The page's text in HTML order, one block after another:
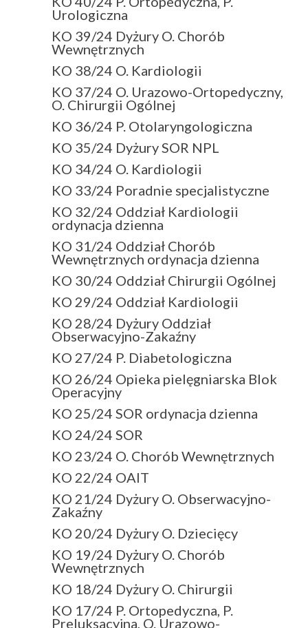
Urologiczna
KO 39/24 Dyżury O. Chorób
Wewnętrznych
KO 38/24 O. Kardiologii
KO 37/24 O. Urazowo-Ortopedyczny,
O. Chirurgii Ogólnej
KO 36/24 P. Otolaryngologiczna
KO 35/24 Dyżury SOR NPL
KO 34/24 O. Kardiologii
KO 33/24 Poradnie specjalistyczne
KO 32/24 Oddział Kardiologii
ordynacja dzienna
KO 31/24 Oddział Chorób
Wewnętrznych ordynacja dzienna
KO 30/24 Oddział Chirurgii Ogólnej
KO 29/24 Oddział Kardiologii
KO 28/24 Dyżury Oddział
Obserwacyjno-Zakaźny
KO 27/24 P. Diabetologiczna
KO 26/24 Opieka pielęgniarska Blok
Operacyjny
KO 25/24 SOR ordynacja dzienna
KO 24/24 SOR
KO 23/24 O. Chorób Wewnętrznych
KO 22/24 OAIT
KO 21/24 Dyżury O. Obserwacyjno-
Zakaźny
KO 20/24 Dyżury O. Dziecięcy
KO 19/24 Dyżury O. Chorób
Wewnętrznych
KO 18/24 Dyżury O. Chirurgii
KO 17/24 P. Ortopedyczna, P.
Preluksacyjna, O. Urazowo-